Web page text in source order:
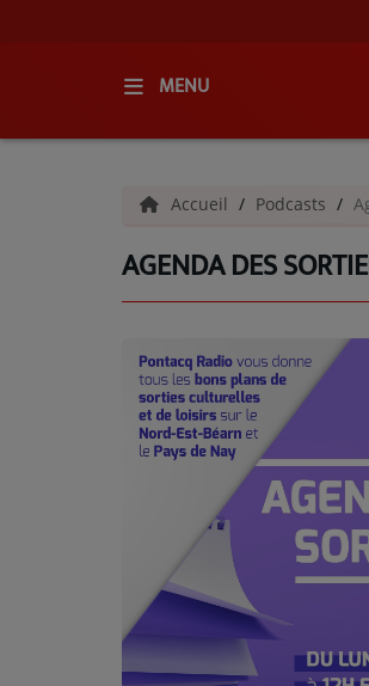
MENU
QUI SOMMES-NOUS ?
GRILLE DES PROGRAMMES
C'ÉTAIT QUOI CE TITRE ?
PODCASTS - SAISON 2026/2027
NOS PROGRAMMES COURTS
ARCHIVES - SAISONS PASSÉES
VOS ÉMISSIONS EN IMAGES
Accueil Podcasts
AGENDA DES